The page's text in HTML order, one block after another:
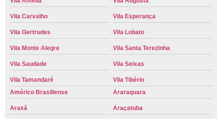
Vila Carvalho Vila Esperança
Vila Gertrudes Vila Lobato
Vila Monte Alegre Vila Santa Terezinha
Vila Saudade Vila Seixas
Vila Tamandaré
Vila Tibério
Américo Brasiliense
Araraquara
Araxá Araçatuba